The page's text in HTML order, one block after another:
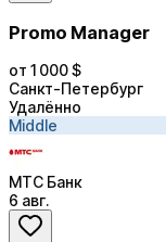
Promo Manager
от 1 000 $
Санкт-Петербург
Удалённо
Middle
МТС Банк
6 авг.